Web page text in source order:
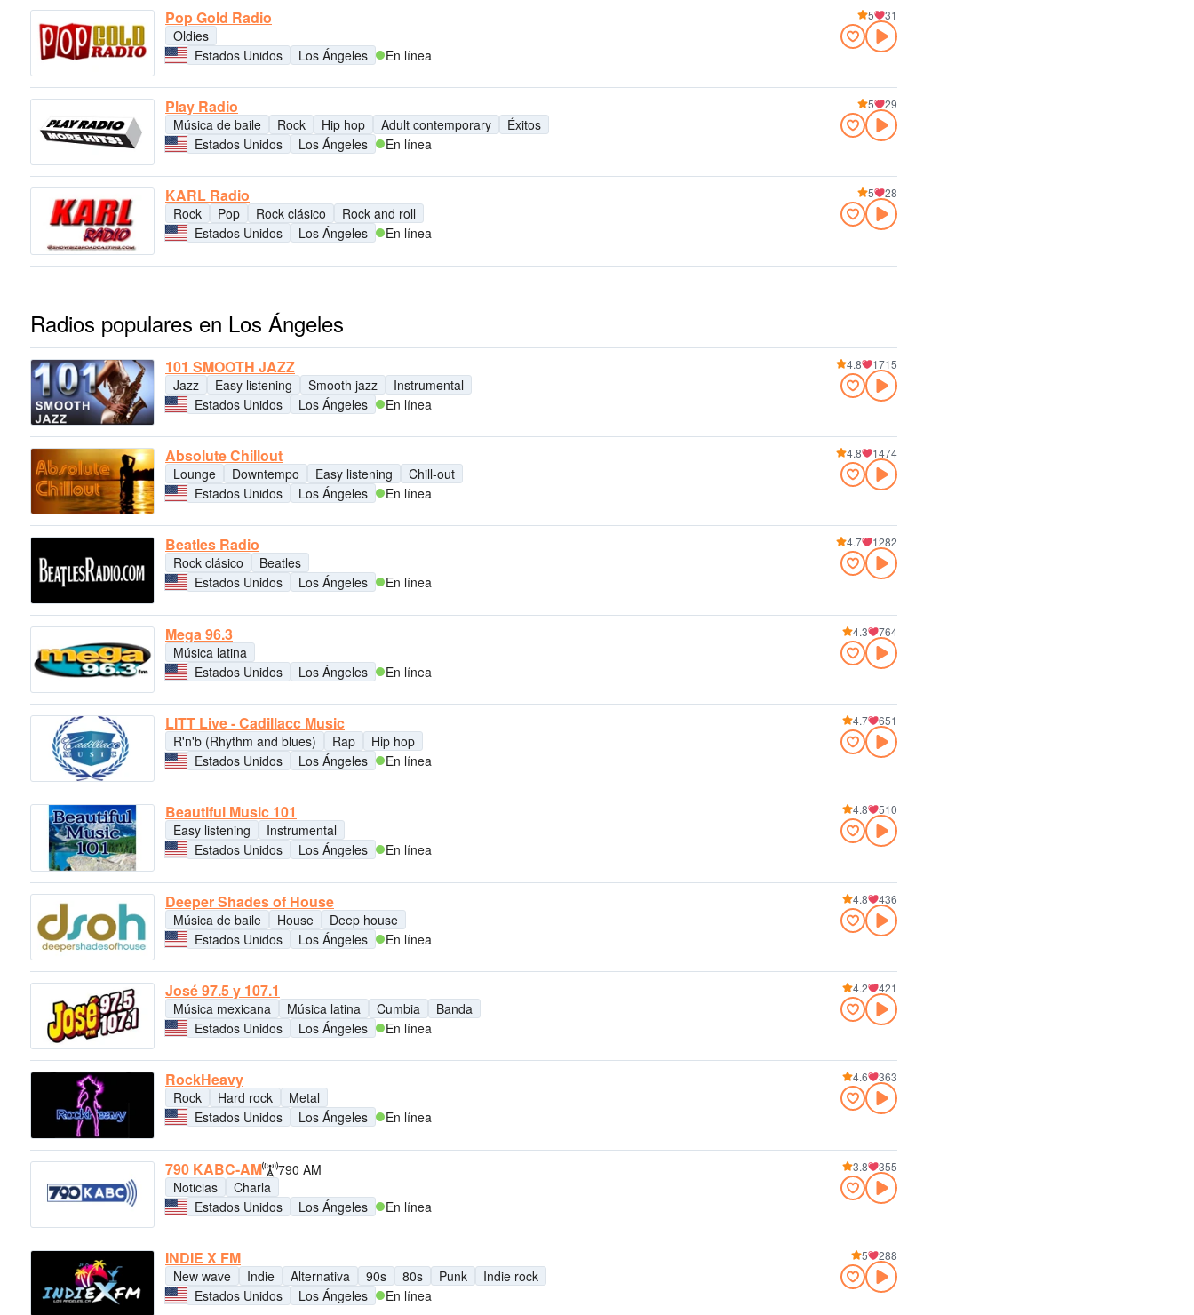
Pop Gold Radio
Oldies
Estados Unidos
Los Ángeles En línea
5 31
Play Radio
Música de baile Rock Hip hop Adult contemporary
Éxitos
Estados Unidos
Los Ángeles En línea
5 29
KARL Radio
Rock Pop Rock clásico
Rock and roll
Estados Unidos
Los Ángeles En línea
5 28
Radios populares en Los Ángeles
101 SMOOTH JAZZ
Jazz Easy listening Smooth jazz
Instrumental
Estados Unidos
Los Ángeles En línea
4.8 1715
Absolute Chillout
Lounge Downtempo Easy listening
Chill-out
Estados Unidos
Los Ángeles En línea
4.8 1474
Beatles Radio
Rock clásico
Beatles
Estados Unidos
Los Ángeles En línea
4.7 1282
Mega 96.3
Música latina
Estados Unidos
Los Ángeles En línea
4.3 764
LITT Live - Cadillacc Music
R'n'b (Rhythm and blues) Rap
Hip hop
Estados Unidos
Los Ángeles En línea
4.7 651
Beautiful Music 101
Easy listening
Instrumental
Estados Unidos
Los Ángeles En línea
4.8 510
Deeper Shades of House
Música de baile House
Deep house
Estados Unidos
Los Ángeles En línea
4.8 436
José 97.5 y 107.1
Música mexicana Música latina Cumbia
Banda
Estados Unidos
Los Ángeles En línea
4.2 421
RockHeavy
Rock Hard rock
Metal
Estados Unidos
Los Ángeles En línea
4.6 363
790 KABC-AM
790 AM
Noticias
Charla
Estados Unidos
Los Ángeles En línea
3.8 355
INDIE X FM
New wave Indie Alternativa 90s 80s Punk
Indie rock
Estados Unidos
Los Ángeles En línea
5 288